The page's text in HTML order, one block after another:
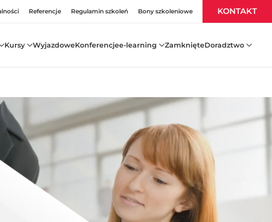
Referencje Regulamin szkoleń Bony szkoleniowe KONTAKT
Kursy WyjazdoweKonferencjee-learning ZamknięteDoradztwo